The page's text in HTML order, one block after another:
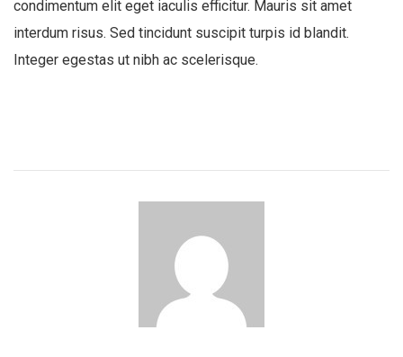
condimentum elit eget iaculis efficitur. Mauris sit amet
interdum risus. Sed tincidunt suscipit turpis id blandit.
Integer egestas ut nibh ac scelerisque.